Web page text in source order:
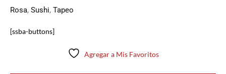
Rosa, Sushi, Tapeo
[ssba-buttons]
Agregar a Mis Favoritos